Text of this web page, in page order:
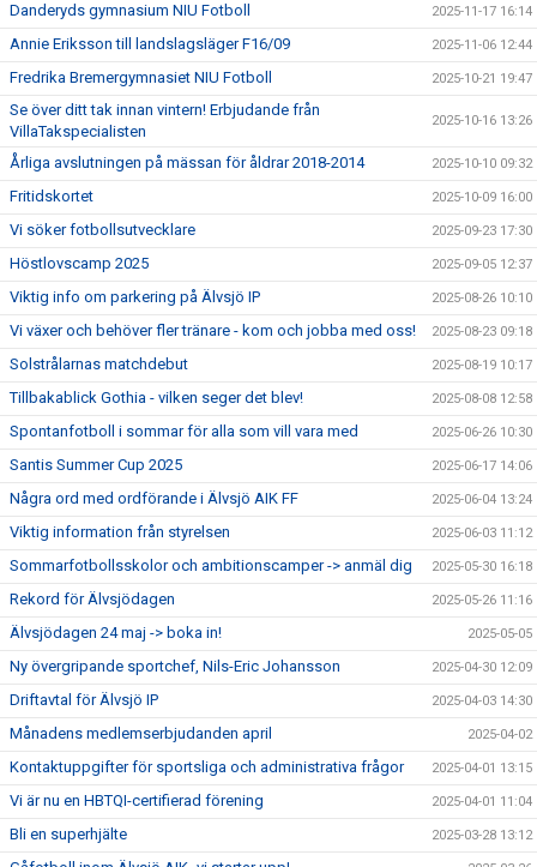
Danderyds gymnasium NIU Fotboll 2025-11-17 16:14
Annie Eriksson till landslagsläger F16/09 2025-11-06 12:44
Fredrika Bremergymnasiet NIU Fotboll 2025-10-21 19:47
Se över ditt tak innan vintern! Erbjudande från
VillaTakspecialisten
2025-10-16 13:26
Årliga avslutningen på mässan för åldrar 2018-2014 2025-10-10 09:32
Fritidskortet 2025-10-09 16:00
Vi söker fotbollsutvecklare 2025-09-23 17:30
Höstlovscamp 2025 2025-09-05 12:37
Viktig info om parkering på Älvsjö IP 2025-08-26 10:10
Vi växer och behöver fler tränare - kom och jobba med oss! 2025-08-23 09:18
Solstrålarnas matchdebut 2025-08-19 10:17
Tillbakablick Gothia - vilken seger det blev! 2025-08-08 12:58
Spontanfotboll i sommar för alla som vill vara med 2025-06-26 10:30
Santis Summer Cup 2025 2025-06-17 14:06
Några ord med ordförande i Älvsjö AIK FF 2025-06-04 13:24
Viktig information från styrelsen 2025-06-03 11:12
Sommarfotbollsskolor och ambitionscamper -> anmäl dig 2025-05-30 16:18
Rekord för Älvsjödagen 2025-05-26 11:16
Älvsjödagen 24 maj -> boka in! 2025-05-05
Ny övergripande sportchef, Nils-Eric Johansson 2025-04-30 12:09
Driftavtal för Älvsjö IP 2025-04-03 14:30
Månadens medlemserbjudanden april 2025-04-02
Kontaktuppgifter för sportsliga och administrativa frågor 2025-04-01 13:15
Vi är nu en HBTQI-certifierad förening 2025-04-01 11:04
Bli en superhjälte 2025-03-28 13:12